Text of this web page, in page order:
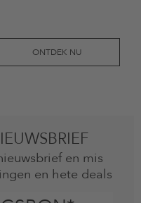
ONTDEK NU
en mis
en hete deals